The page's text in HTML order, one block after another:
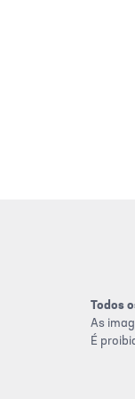
Todos
As
É